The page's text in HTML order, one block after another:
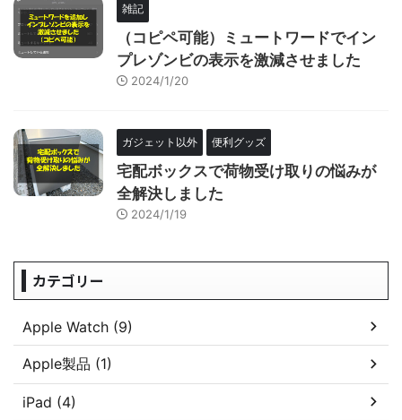
雑記
（コピペ可能）ミュートワードでイン
プレゾンビの表示を激減させました
2024/1/20
ガジェット以外 便利グッズ
宅配ボックスで荷物受け取りの悩みが
全解決しました
2024/1/19
カテゴリー
Apple Watch (9)
Apple製品 (1)
iPad (4)